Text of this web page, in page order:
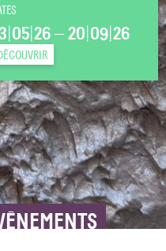
|05|26—20|09|26